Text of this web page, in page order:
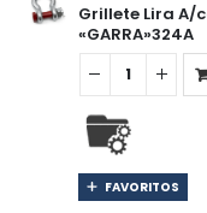
Grillete Lira A/
«GARRA»324A
FAVORITOS